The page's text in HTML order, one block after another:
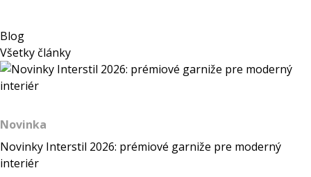
Blog
Všetky články
Novinka
Novinky Interstil 2026: prémiové garniže pre moderný
interiér